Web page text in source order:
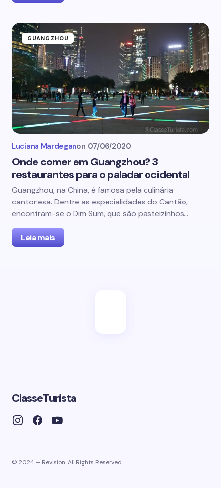
GUANGZHOU
Luciana Mardeganon 07/06/2020
Onde comer em Guangzhou? 3
restaurantes para o paladar ocidental
Guangzhou, na China, é famosa pela culinária
cantonesa. Dentre as especialidades do Cantão,
encontram-se o Dim Sum, que são pasteizinhos…
Leia mais
ClasseTurista
© 2024 — Revision. All Rights Reserved.